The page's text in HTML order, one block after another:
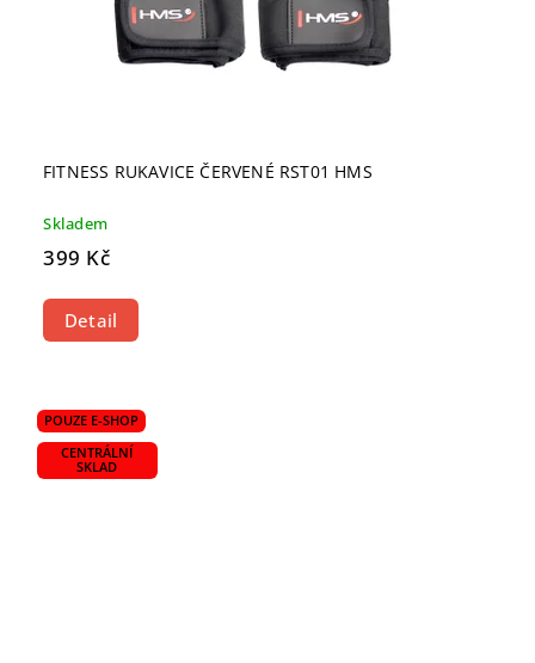
FITNESS RUKAVICE ČERVENÉ RST01 HMS
Skladem
399 Kč
Detail
POUZE E-SHOP
CENTRÁLNÍ
SKLAD